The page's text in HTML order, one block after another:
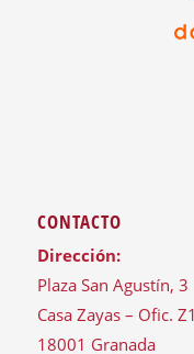
CONTACTO
Dirección:
Plaza San Agustín, 3
Casa Zayas – Ofic.
18001 Granada